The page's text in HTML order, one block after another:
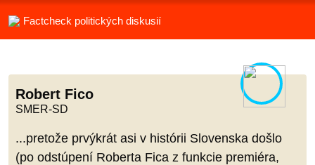
Factcheck politických diskusií
Robert Fico
SMER-SD
...pretože prvýkrát asi v histórii Slovenska došlo
(po odstúpení Roberta Fica z funkcie premiéra,